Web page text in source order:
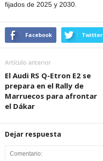
fijados de 2025 y 2030.
Facebook Twitter
Artículo anterior
El Audi RS Q-Etron E2 se
prepara en el Rally de
Marruecos para afrontar
el Dákar
Dejar respuesta